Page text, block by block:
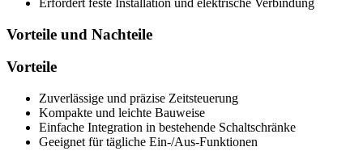
Erfordert feste Installation und elektrische Verbindung
Vorteile und Nachteile
Vorteile
Zuverlässige und präzise Zeitsteuerung
Kompakte und leichte Bauweise
Einfache Integration in bestehende Schaltschränke
Geeignet für tägliche Ein-/Aus-Funktionen